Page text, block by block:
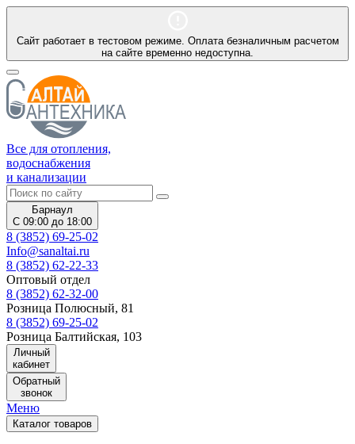
Сайт работает в тестовом режиме. Оплата безналичным расчетом
на сайте временно недоступна.
Все для отопления,
водоснабжения
и канализации
Барнаул
С 09:00 до 18:00
8 (3852) 69-25-02
Info@sanaltai.ru
8 (3852) 62-22-33
Оптовый отдел
8 (3852) 62-32-00
Розница Полюсный, 81
8 (3852) 69-25-02
Розница Балтийская, 103
Личный
кабинет
Обратный
звонок
Меню
Каталог товаров